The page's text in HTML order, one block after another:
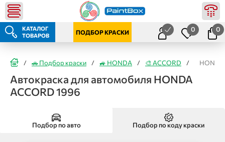
КАТАЛОГ
ТОВАРОВ
ПОДБОР КРАСКИ 0 0
/ 🚗 Подбор краски / 🚙 HONDA / 🎨 ACCORD /
Автокраска для автомобиля HONDA
ACCORD 1996
Подбор по авто Подбор по коду краски